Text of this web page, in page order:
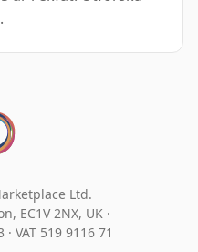
.
Ltd.
EC1V 2NX, UK ·
· VAT 519 9116 71